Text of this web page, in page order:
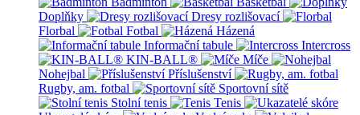
Doplňky
Dresy rozlišovací
Florbal
Fotbal
Házená
Informační tabule
Intercross
KIN-BALL®
Míče
Nohejbal
Příslušenství
Rugby, am. fotbal
Sportovní sítě
Stolní tenis
Tenis